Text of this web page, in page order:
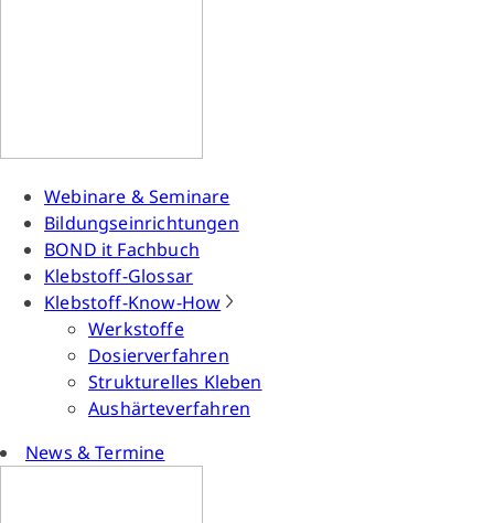
Webinare & Seminare
Bildungseinrichtungen
BOND it Fachbuch
Klebstoff-Glossar
Klebstoff-Know-How
Werkstoffe
Dosierverfahren
Strukturelles Kleben
Aushärteverfahren
News & Termine